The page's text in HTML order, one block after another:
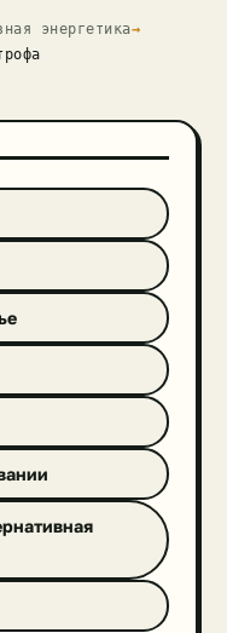
энергетика→